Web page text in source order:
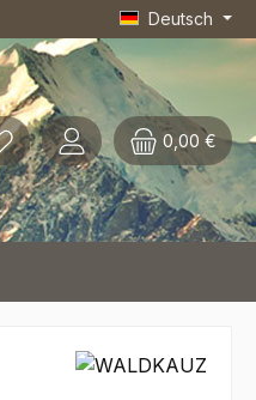
Deutsch
0,00 €